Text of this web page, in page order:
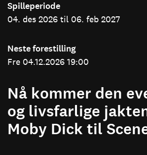
Spilleperiode
04. des 2026 til 06. feb 2027
Neste forestilling
Fre 04.12.2026 19:00
Nå kommer den
og livsfarlige
Moby Dick til